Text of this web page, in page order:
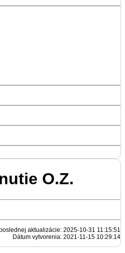
O.Z.
aktualizácie: 2025-10-31 11:15:51
Dátum vytvorenia: 2021-11-15 10:29:14